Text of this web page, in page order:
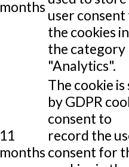
monthsuser
the cookies in
the category
"Analytics".
11
months
The cookie is
by GDPR
consent to
record the
consent for